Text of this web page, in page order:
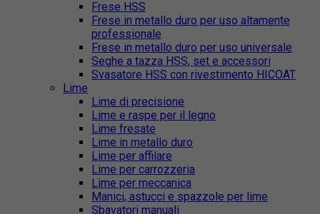
Frese HSS
Frese in metallo duro per uso altamente
professionale
Frese in metallo duro per uso universale
Seghe a tazza HSS, set e accessori
Svasatore HSS con rivestimento HICOAT
Lime
Lime di precisione
Lime e raspe per il legno
Lime fresate
Lime in metallo duro
Lime per affilare
Lime per carrozzeria
Lime per meccanica
Manici, astucci e spazzole per lime
Sbavatori manuali